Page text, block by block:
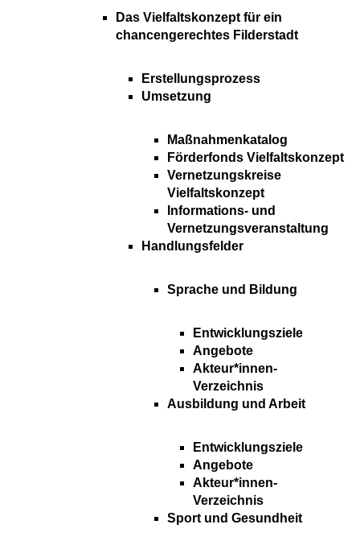
Das Vielfaltskonzept für ein
chancengerechtes Filderstadt
Erstellungsprozess
Umsetzung
Maßnahmenkatalog
Förderfonds Vielfaltskonzept
Vernetzungskreise
Vielfaltskonzept
Informations- und
Vernetzungsveranstaltung
Handlungsfelder
Sprache und Bildung
Entwicklungsziele
Angebote
Akteur*innen-
Verzeichnis
Ausbildung und Arbeit
Entwicklungsziele
Angebote
Akteur*innen-
Verzeichnis
Sport und Gesundheit